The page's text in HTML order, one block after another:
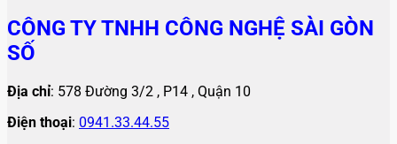
CÔNG TY TNHH CÔNG NGHỆ SÀI GÒN
SỐ
Địa chỉ: 578 Đường 3/2 , P14 , Quận 10
Điện thoại: 0941.33.44.55